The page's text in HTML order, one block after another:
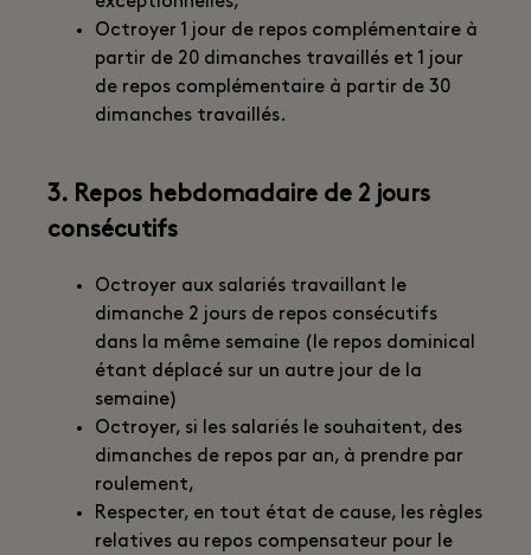
Octroyer 1 jour de repos complémentaire à
partir de 20 dimanches travaillés et 1 jour
de repos complémentaire à partir de 30
dimanches travaillés.
3. Repos hebdomadaire de 2 jours
consécutifs
Octroyer aux salariés travaillant le
dimanche 2 jours de repos consécutifs
dans la même semaine (le repos dominical
étant déplacé sur un autre jour de la
semaine)
Octroyer, si les salariés le souhaitent, des
dimanches de repos par an, à prendre par
roulement,
Respecter, en tout état de cause, les règles
relatives au repos compensateur pour le